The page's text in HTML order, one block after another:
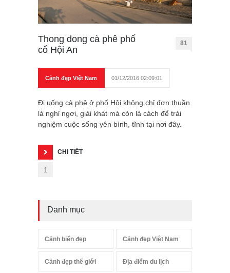
Thong dong cà phê phố
cổ Hội An
81
Cảnh đẹp Việt Nam 01/12/2016 02:09:01
Đi uống cà phê ở phố Hội không chỉ đơn thuần
là nghỉ ngơi, giải khát mà còn là cách để trải
nghiệm cuộc sống yên bình, tĩnh tại nơi đây.
CHI TIẾT
1
Danh mục
Cảnh biển đẹp Cảnh đẹp Việt Nam
Cảnh đẹp thế giới Địa điểm du lịch